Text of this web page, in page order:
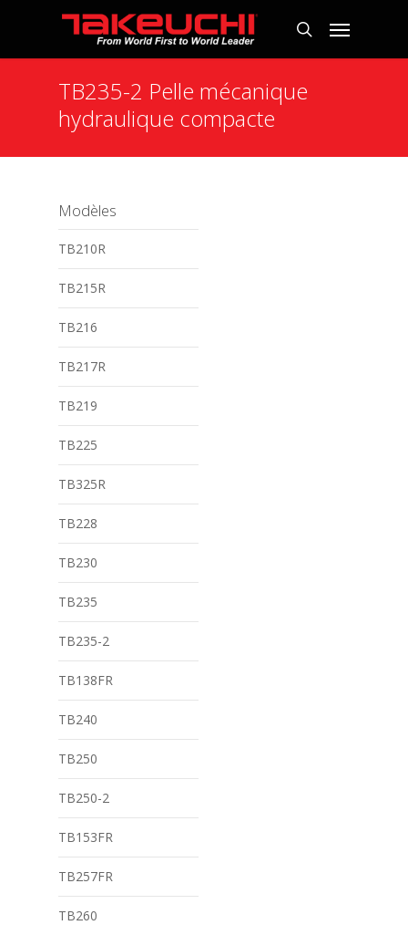
TB235-2 Pelle mécanique
hydraulique compacte
Modèles
TB210R
TB215R
TB216
TB217R
TB219
TB225
TB325R
TB228
TB230
TB235
TB235-2
TB138FR
TB240
TB250
TB250-2
TB153FR
TB257FR
TB260